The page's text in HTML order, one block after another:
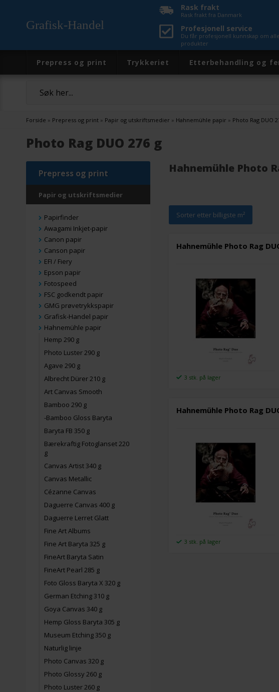
Grafisk-Handel
Rask frakt
Rask frakt fra Danmark
Profesjonell service
Du får profesjonell kunnskap om
produkter
Prepress og print Trykkeriet Etterbehandling og
Forside » Prepress og print » Papir og utskriftsmedier » Hahnemühle papir » Photo Rag DUO
Photo Rag DUO 276 g
Prepress og print
Papir og utskriftsmedier
Papirfinder
Awagami Inkjet-papir
Canon papir
Canson papir
EFI / Fiery
Epson papir
Fotospeed
FSC godkendt papir
GMG prøvetrykkspapir
Grafisk-Handel papir
Hahnemühle papir
Hemp 290 g
Photo Luster 290 g
Agave 290 g
Albrecht Dürer 210 g
Art Canvas Smooth
Bamboo 290 g
-Bamboo Gloss Baryta
Baryta FB 350 g
Bærekraftig Fotoglanset 220
g
Canvas Artist 340 g
Canvas Metallic
Cézanne Canvas
Daguerre Canvas 400 g
Daguerre Lerret Glatt
Fine Art Albums
Fine Art Baryta 325 g
FineArt Baryta Satin
FineArt Pearl 285 g
Foto Gloss Baryta X 320 g
German Etching 310 g
Goya Canvas 340 g
Hemp Gloss Baryta 305 g
Museum Etching 350 g
Naturlig linje
Photo Canvas 320 g
Photo Glossy 260 g
Photo Luster 260 g
Hahnemühle Photo
Sorter etter billigste m²
Hahnemühle Photo Rag
3 stk. på lager
Hahnemühle Photo Rag
3 stk. på lager